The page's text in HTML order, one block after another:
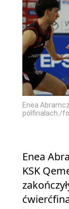
Enea
półfinałach./
Enea
KSK